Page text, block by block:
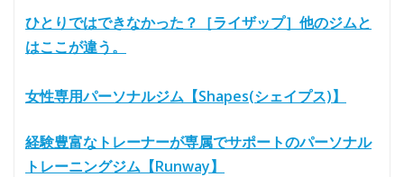
ひとりではできなかった？［ライザップ］他のジムと
はここが違う。
女性専用パーソナルジム【Shapes(シェイプス)】
経験豊富なトレーナーが専属でサポートのパーソナル
トレーニングジム【Runway】